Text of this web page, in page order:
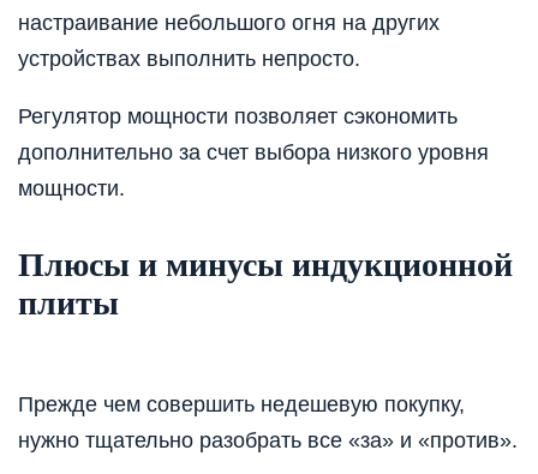
настраивание небольшого огня на других
устройствах выполнить непросто.
Регулятор мощности позволяет сэкономить
дополнительно за счет выбора низкого уровня
мощности.
Плюсы и минусы индукционной
плиты
Прежде чем совершить недешевую покупку,
нужно тщательно разобрать все «за» и «против».